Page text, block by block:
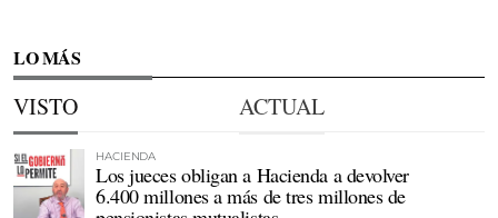
LO MÁS
VISTO ACTUAL
HACIENDA
Los jueces obligan a Hacienda a devolver
6.400 millones a más de tres millones de